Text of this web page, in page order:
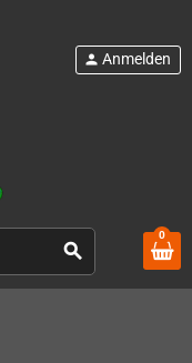
search
person Anmelden
0